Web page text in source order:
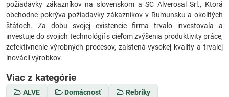
požiadavky zákazníkov na slovenskom a SC Alverosal Srl., Ktorá
obchodne pokrýva požiadavky zákazníkov v Rumunsku a okolitých
štátoch. Za dobu svojej existencie firma trvalo investovala a
investuje do svojich technológií s cieľom zvýšenia produktivity práce,
zefektívnenie výrobných procesov, zaistená vysokej kvality a trvalej
inovácii výrobkov.
Viac z kategórie
ALVE Domácnosť Rebríky